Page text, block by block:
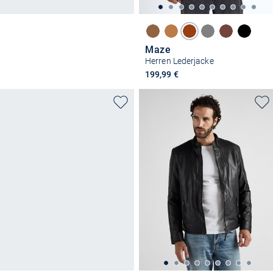
Maze
Herren Lederjacke
199,99 €